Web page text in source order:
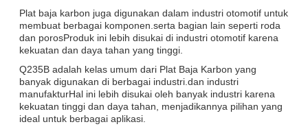
Plat baja karbon juga digunakan dalam industri otomotif untuk
membuat berbagai komponen.serta bagian lain seperti roda
dan porosProduk ini lebih disukai di industri otomotif karena
kekuatan dan daya tahan yang tinggi.
Q235B adalah kelas umum dari Plat Baja Karbon yang
banyak digunakan di berbagai industri.dan industri
manufakturHal ini lebih disukai oleh banyak industri karena
kekuatan tinggi dan daya tahan, menjadikannya pilihan yang
ideal untuk berbagai aplikasi.